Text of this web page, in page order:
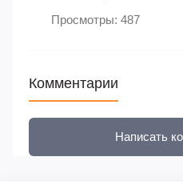
Просмотры: 487
Комментарии
Написать